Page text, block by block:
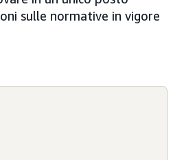
sulle normative in vigore